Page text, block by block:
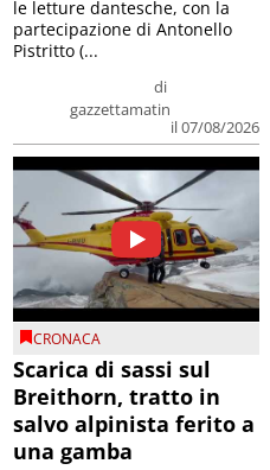
di
gazzettamatin
il 07/08/2026
le letture dantesche, con la
partecipazione di Antonello
Pistritto (...
CRONACA
Scarica di sassi sul
Breithorn, tratto in
salvo alpinista ferito a
una gamba